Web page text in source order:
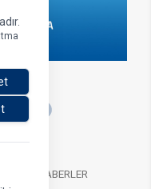
DIŞI HABERLER